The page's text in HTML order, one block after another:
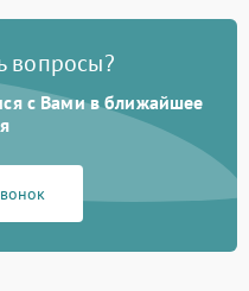
вопросы?
с Вами в ближайшее